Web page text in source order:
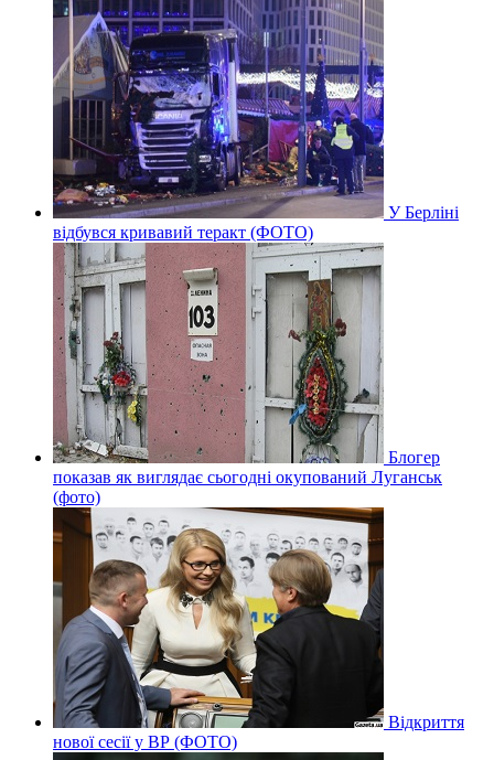
У Берліні
відбувся кривавий теракт (ФОТО)
Блогер
показав як виглядає сьогодні окупований Луганськ
(фото)
Відкриття
нової сесії у ВР (ФОТО)